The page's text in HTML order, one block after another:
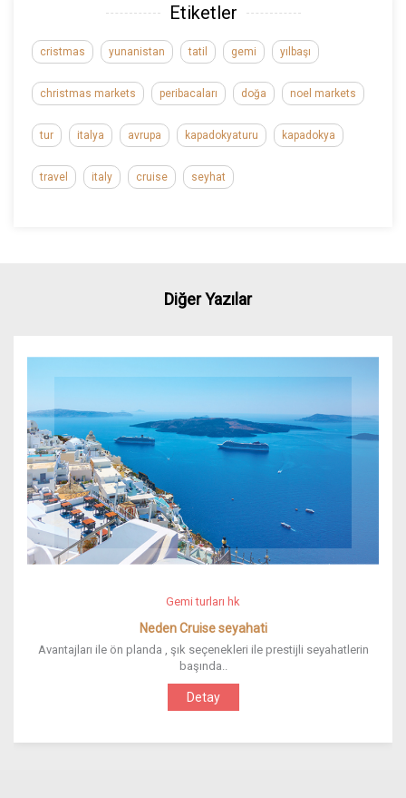
Etiketler
cristmas yunanistan tatil gemi yılbaşı
christmas markets peribacaları doğa noel markets
tur italya avrupa kapadokyaturu kapadokya
travel italy cruise seyhat
Diğer Yazılar
Gemi turları hk
Neden Cruise seyahati
Avantajları ile ön planda , şık seçenekleri ile prestijli seyahatlerin
başında..
Detay